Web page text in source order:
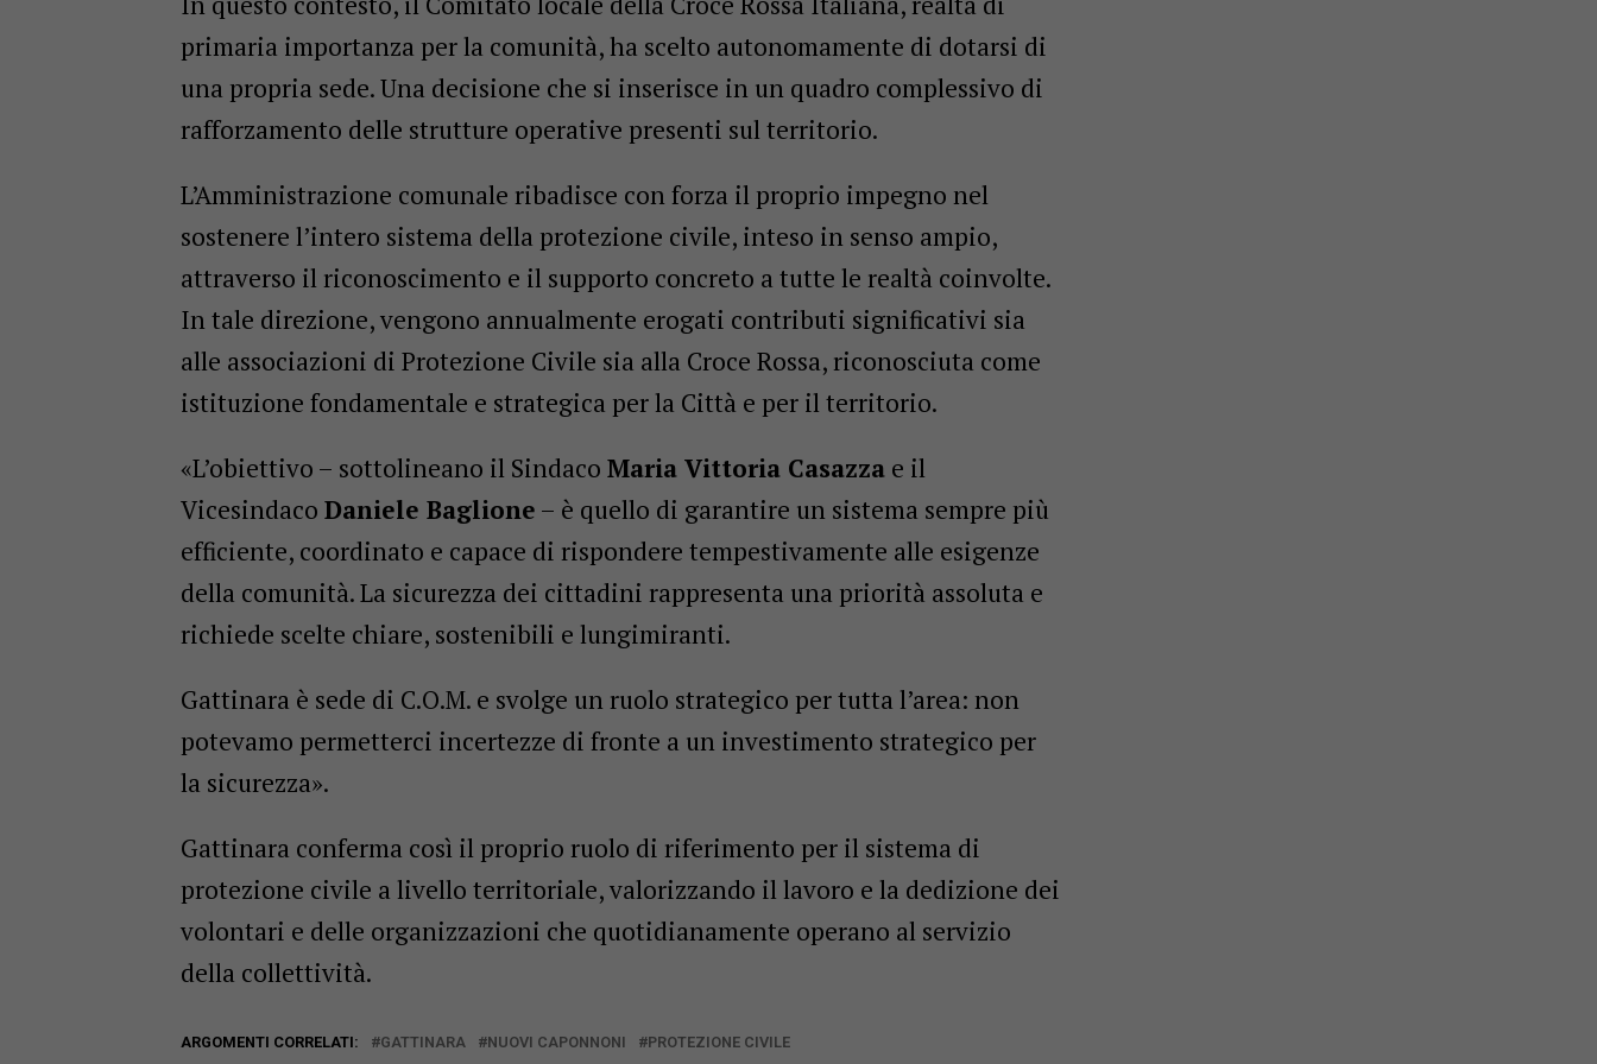
primaria importanza per la comunità, ha scelto autonomamente di dotarsi di
una propria sede. Una decisione che si inserisce in un quadro complessivo di
rafforzamento delle strutture operative presenti sul territorio.
L’Amministrazione comunale ribadisce con forza il proprio impegno nel
sostenere l’intero sistema della protezione civile, inteso in senso ampio,
attraverso il riconoscimento e il supporto concreto a tutte le realtà coinvolte.
In tale direzione, vengono annualmente erogati contributi significativi sia
alle associazioni di Protezione Civile sia alla Croce Rossa, riconosciuta come
istituzione fondamentale e strategica per la Città e per il territorio.
«L’obiettivo – sottolineano il Sindaco Maria Vittoria Casazza e il
Vicesindaco Daniele Baglione – è quello di garantire un sistema sempre più
efficiente, coordinato e capace di rispondere tempestivamente alle esigenze
della comunità. La sicurezza dei cittadini rappresenta una priorità assoluta e
richiede scelte chiare, sostenibili e lungimiranti.
Gattinara è sede di C.O.M. e svolge un ruolo strategico per tutta l’area: non
potevamo permetterci incertezze di fronte a un investimento strategico per
la sicurezza».
Gattinara conferma così il proprio ruolo di riferimento per il sistema di
protezione civile a livello territoriale, valorizzando il lavoro e la dedizione dei
volontari e delle organizzazioni che quotidianamente operano al servizio
della collettività.
ARGOMENTI CORRELATI: GATTINARA NUOVI CAPONNONI PROTEZIONE CIVILE